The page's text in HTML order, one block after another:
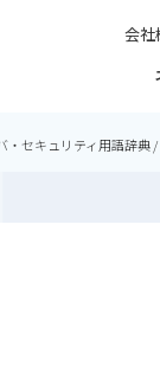
会社
・セキュリティ用語辞典